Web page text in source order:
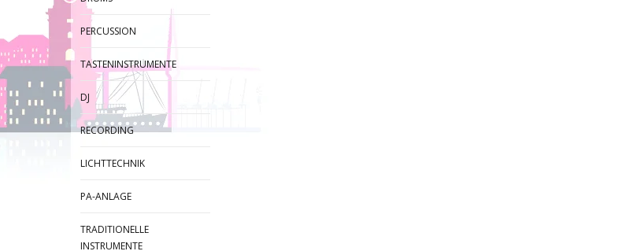
PERCUSSION
TASTENINSTRUMENTE
DJ
RECORDING
LICHTTECHNIK
PA-ANLAGE
TRADITIONELLE
INSTRUMENTE